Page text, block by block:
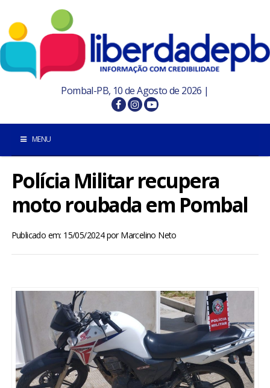
Pombal-PB, 10 de Agosto de 2026 |
MENU
INÍCIO
POMBAL E REGIÃO
PARAÍBA
MUNDO
ESPORTES
ENTRETENIMENTO
Polícia Militar recupera
moto roubada em Pombal
Publicado em: 15/05/2024porMarcelino Neto